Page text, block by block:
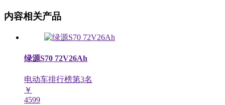
内容相关产品
绿源S70 72V26Ah
电动车排行榜第3名
￥
4599